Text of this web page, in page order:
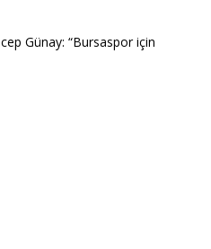
Günay: “Bursaspor için